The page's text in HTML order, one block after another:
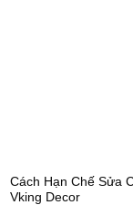
Cách Hạn Chế Sửa
Vking Decor